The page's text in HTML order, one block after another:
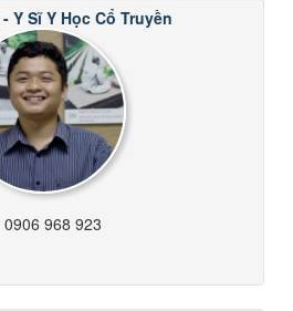
Y Sĩ Y Học Cổ Truyền
0906 968 923